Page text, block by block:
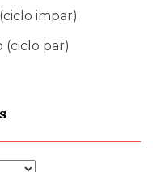
impar)
(ciclo par)